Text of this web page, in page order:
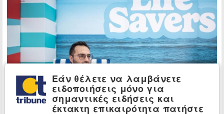
Εάν θέλετε να λαμβάνετε
ειδοποιήσεις μόνο για
σημαντικές ειδήσεις και
έκτακτη επικαιρότητα πατήστε